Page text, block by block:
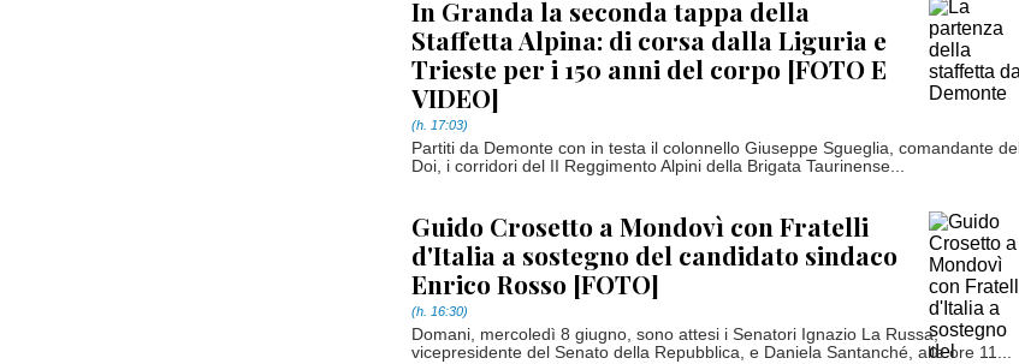
In Granda la seconda tappa della
Staffetta Alpina: di corsa dalla Liguria e
Trieste per i 150 anni del corpo [FOTO E
VIDEO]
(h. 17:03)
Partiti da Demonte con in testa il colonnello Giuseppe Sgueglia, comandante del
Doi, i corridori del II Reggimento Alpini della Brigata Taurinense...
Guido Crosetto a Mondovì con Fratelli
d'Italia a sostegno del candidato sindaco
Enrico Rosso [FOTO]
(h. 16:30)
Domani, mercoledì 8 giugno, sono attesi i Senatori Ignazio La Russa,
vicepresidente del Senato della Repubblica, e Daniela Santanché, alle ore 11...